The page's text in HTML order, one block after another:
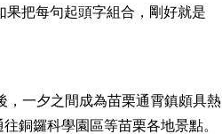
把每句起頭字組合，剛好就是
，一夕之間成為苗栗通霄鎮頗具熱
銅鑼科學園區等苗栗各地景點。